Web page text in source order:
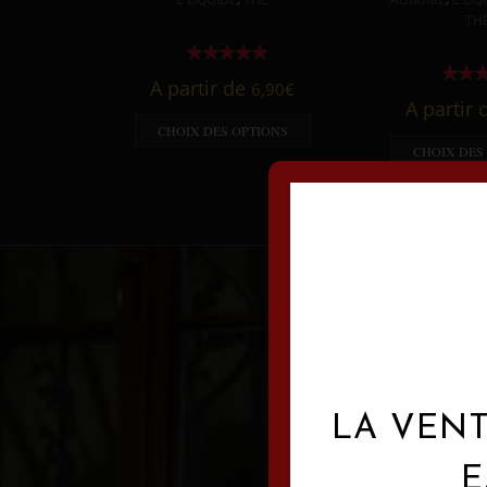
A partir de 6,90€
CHOIX DES OPTIONS
A partir
CHOIX DES
LA